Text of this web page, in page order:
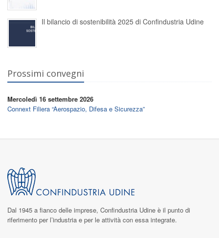
Il bilancio di sostenibilità 2025 di Confindustria Udine
Prossimi convegni
Mercoledì 16 settembre 2026
Connext Filiera “Aerospazio, Difesa e Sicurezza”
Dal 1945 a fianco delle imprese, Confindustria Udine è il punto di
riferimento per l’industria e per le attività con essa integrate.